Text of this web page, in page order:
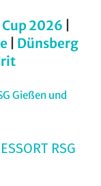
2026
Dünsberg
Gießen und
RSG